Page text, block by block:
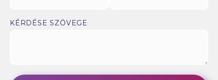
KÉRDÉSE SZÖVEGE